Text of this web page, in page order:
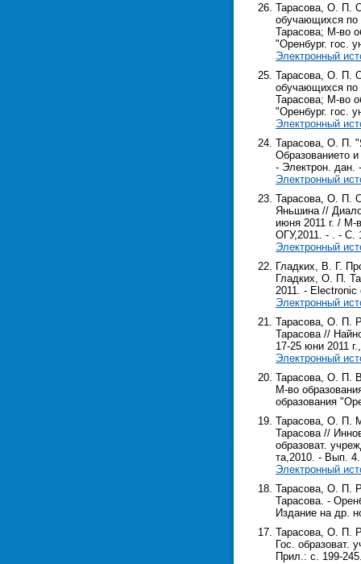
Тарасова, О. П.
обучающихся по
Тарасова; М-во
"Оренбург. гос.
Электронный
Тарасова, О. П.
обучающихся по
Тарасова; М-во
"Оренбург. гос.
Электронный
Тарасова, О. П.
Образованието
- Электрон. дан.
Электронный
Тарасова, О. П.
Яньшина //
июня 2011 г. / М-
ОГУ,2011. - . - С.
Электронный
Гладких, В. Г.
Гладких, О. П.
2011. -
Электронный
Тарасова, О. П.
Тарасова //
17-25 юни 2011
Электронный
Тарасова, О. П.
М-во
образования
Тарасова, О. П.
Тарасова //
образоват.
та,2010. - Вып.
Электронный
Тарасова, О. П.
Тарасова. -
Издание на др.
Тарасова, О. П.
Гос. образоват.
Прил.: с. 199-